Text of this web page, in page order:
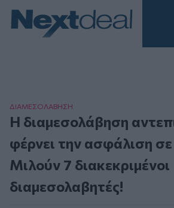
ΔΙΑΜΕΣΟΛAΒΗΣΗ
Η διαμεσολάβηση
φέρνει την ασφάλιση
Μιλούν 7 διακεκριμένοι
διαμεσολαβητές!